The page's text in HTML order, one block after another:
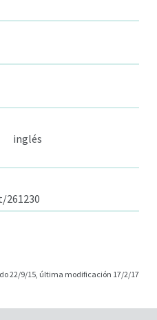
inglés
22/9/15, última modificación 17/2/17